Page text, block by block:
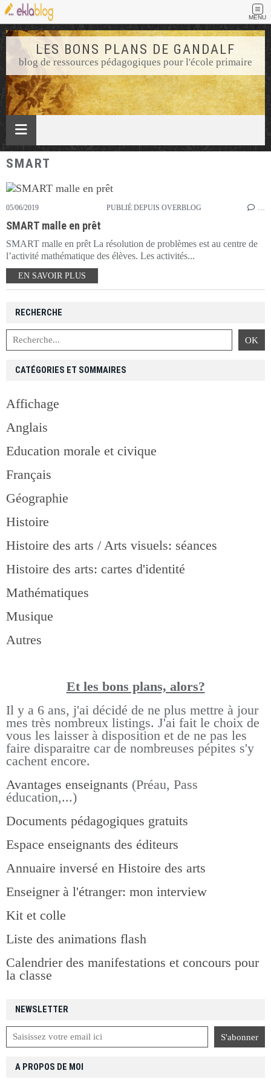
MENU
LES BONS PLANS DE GANDALF
blog de ressources pédagogiques pour l'école primaire
SMART
05/06/2019 PUBLIÉ DEPUIS OVERBLOG …
SMART malle en prêt
SMART malle en prêt La résolution de problèmes est au centre de
l’activité mathématique des élèves. Les activités...
EN SAVOIR PLUS
NEWSLETTER
RECHERCHE
CATÉGORIES ET SOMMAIRES
Affichage
Anglais
Education morale et civique
Français
Géographie
Histoire
Histoire des arts / Arts visuels: séances
Histoire des arts: cartes d'identité
Mathématiques
Musique
Autres
Et les bons plans, alors?
Il y a 6 ans, j'ai décidé de ne plus mettre à jour
mes très nombreux listings. J'ai fait le choix de
vous les laisser à disposition et de ne pas les
faire disparaitre car de nombreuses pépites s'y
cachent encore.
Avantages enseignants (Préau, Pass
éducation,...)
Documents pédagogiques gratuits
Espace enseignants des éditeurs
Annuaire inversé en Histoire des arts
Enseigner à l'étranger: mon interview
Kit et colle
Liste des animations flash
Calendrier des manifestations et concours pour
la classe
A PROPOS DE MOI